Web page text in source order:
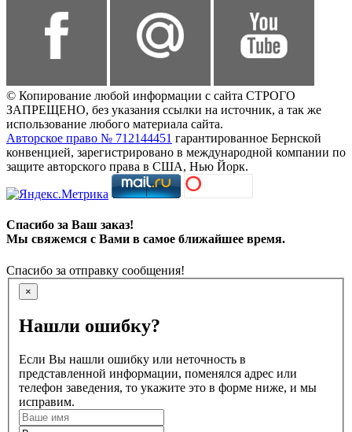
© Копирование любой информации с сайта СТРОГО
ЗАПРЕЩЕНО, без указания ссылки на источник, а так же
использование любого материала сайта.
Авторское право № 712144451 гарантированное Бернской
конвенцией, зарегистрировано в международной компании по
защите авторского права в США, Нью Йорк.
Спасибо за Ваш заказ!
Мы свяжемся с Вами в самое ближайшее время.
Спасибо за отправку сообщения!
×
Нашли ошибку?
Если Вы нашли ошибку или неточность в
представленной информации, поменялся адрес или
телефон заведения, то укажите это в форме ниже, и мы
исправим.